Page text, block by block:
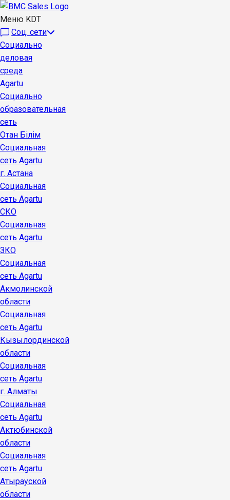
Меню KDT
Соц. сети
Социально
деловая
среда
Agartu
Социально
образовательная
сеть
Отан Бiлiм
Социальная
сеть Agartu
г. Астана
Социальная
сеть Agartu
СКО
Социальная
сеть Agartu
ЗКО
Социальная
сеть Agartu
Акмолинской
области
Социальная
сеть Agartu
Кызылординской
области
Социальная
сеть Agartu
г. Алматы
Социальная
сеть Agartu
Актюбинской
области
Социальная
сеть Agartu
Атырауской
области